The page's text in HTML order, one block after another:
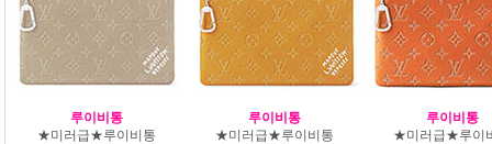
루이비통
★미러급★루이비통
루이비통
★미러급★루이비통
루이비통
★미러급★루이